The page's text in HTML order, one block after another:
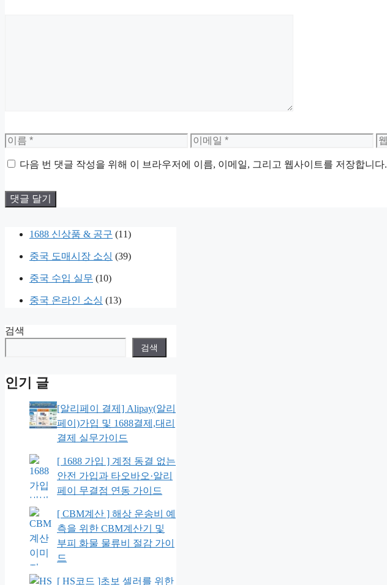
이
름
이
메
일
웹
사
이
다음 번 댓글 작성을 위해 이 브라우저에 이름, 이메일, 그리고 웹사이트를 저장합니다.
1688 신상품 & 공구 (11)
중국 도매시장 소싱 (39)
중국 수입 실무 (10)
중국 온라인 소싱 (13)
검색
검색
인기 글
[알리페이 결제] Alipay(알리
페이)가입 및 1688결제,대리
결제 실무가이드
[ 1688 가입 ] 계정 동결 없는
안전 가입과 타오바오·알리
페이 무결점 연동 가이드
[ CBM계산 ] 해상 운송비 예
측을 위한 CBM계산기 및
부피 화물 물류비 절감 가이
드
[ HS코드 ]초보 셀러를 위한